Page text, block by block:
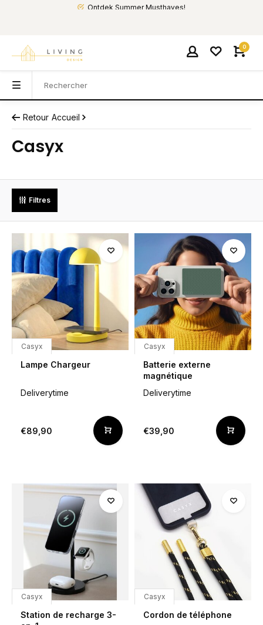
Ontdek Summer Musthaves!
0
Retour Accueil
Casyx
Filtres
Casyx
Lampe Chargeur
Deliverytime
€89,90
Casyx
Batterie externe
magnétique
Deliverytime
€39,90
Casyx
Station de recharge 3-
Casyx
Cordon de téléphone